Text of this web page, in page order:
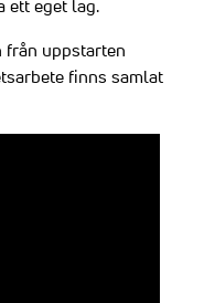
ett eget lag.
från uppstarten
finns samlat